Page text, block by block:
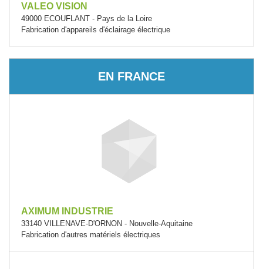
VALEO VISION
49000 ECOUFLANT - Pays de la Loire
Fabrication d'appareils d'éclairage électrique
EN FRANCE
AXIMUM INDUSTRIE
33140 VILLENAVE-D'ORNON - Nouvelle-Aquitaine
Fabrication d'autres matériels électriques